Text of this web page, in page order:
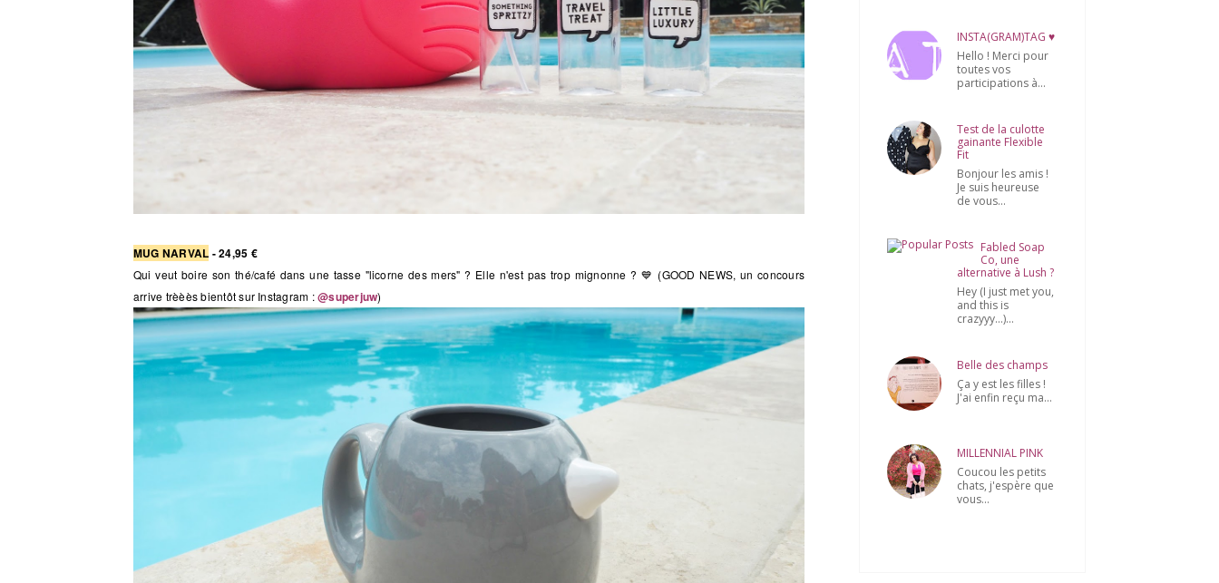
MUG NARVAL - 24,95 €
Qui veut boire son thé/café dans une tasse "licorne des mers" ? Elle n'est pas trop mignonne ? 💙 (GOOD NEWS, un concours
arrive trèèès bientôt sur Instagram :@superjuw)
INSTA(GRAM)TAG ♥
Hello ! Merci pour
toutes vos
participations à...
Test de la culotte
gainante Flexible
Fit
Bonjour les amis !
Je suis heureuse
de vous...
Fabled Soap
Co, une
alternative à Lush ?
Hey (I just met you,
and this is
crazyyy...)...
Belle des champs
Ça y est les filles !
J'ai enfin reçu ma...
MILLENNIAL PINK
Coucou les petits
chats, j'espère que
vous...